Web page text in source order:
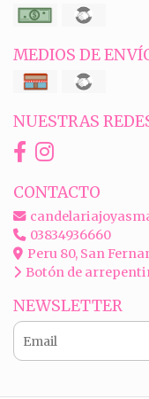
MEDIOS DE
NUESTRAS
CONTACTO
03834936660
Peru 80, San
Botón de
NEWSLETTER